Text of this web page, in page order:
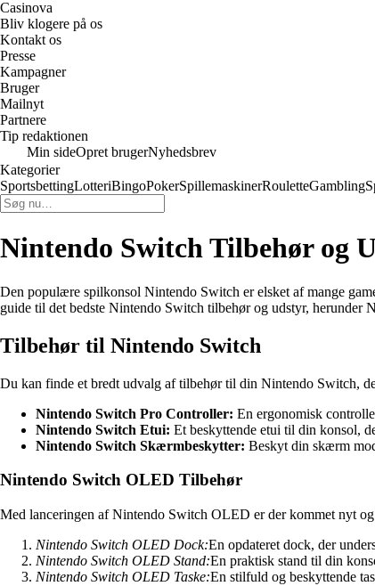
Casinova
Bliv klogere på os
Kontakt os
Presse
Kampagner
Bruger
Mailnyt
Partnere
Tip redaktionen
Min sideOpret brugerNyhedsbrev
Kategorier
SportsbettingLotteriBingoPokerSpillemaskinerRouletteGambling
Nintendo Switch Tilbehør og
Den populære spilkonsol Nintendo Switch er elsket af mange
guide til det bedste Nintendo Switch tilbehør og udstyr, herunder
Tilbehør til Nintendo Switch
Du kan finde et bredt udvalg af tilbehør til din Nintendo Switch,
Nintendo Switch Pro Controller: En ergonomisk
Nintendo Switch Etui: Et beskyttende etui til din konsol,
Nintendo Switch Skærmbeskytter: Beskyt din skærm
Nintendo Switch OLED Tilbehør
Med lanceringen af Nintendo Switch OLED er der kommet nyt
Nintendo Switch OLED Dock:En opdateret dock, der
Nintendo Switch OLED Stand:En praktisk stand til din
Nintendo Switch OLED Taske:En stilfuld og beskyttende